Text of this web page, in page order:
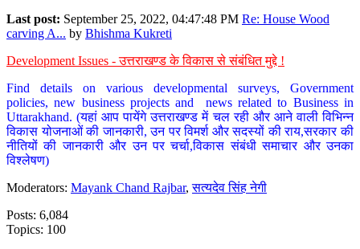
Last post: September 25, 2022, 04:47:48 PM Re: House Wood
carving A... by Bhishma Kukreti
Development Issues - उत्तराखण्ड के विकास से संबंधित मुद्दे !
Find details on various developmental surveys, Government
policies, new business projects and news related to Business in
Uttarakhand. (यहां आप पायेंगे उत्तराखण्ड में चल रही और आने वाली विभिन्न
विकास योजनाओं की जानकारी, उन पर विमर्श और सदस्यों की राय,सरकार की
नीतियों की जानकारी और उन पर चर्चा,विकास संबंधी समाचार और उनका
विश्लेषण)
Moderators: Mayank Chand Rajbar,सत्यदेव सिंह नेगी
Posts: 6,084
Topics: 100